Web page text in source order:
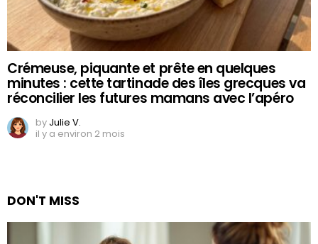
Crémeuse, piquante et prête en quelques
minutes : cette tartinade des îles grecques va
réconcilier les futures mamans avec l’apéro
by Julie V.
il y a environ 2 mois
DON'T MISS